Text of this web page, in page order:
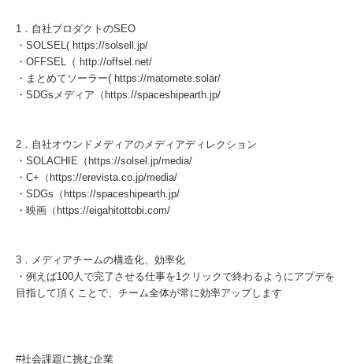
1．自社プロダクトのSEO
・SOLSEL( https://solsell.jp/
・OFFSEL（ http://offsel.net/
・まとめてソーラー( https://matomete.solar/
・SDGsメディア（https://spaceshipearth.jp/
2．自社オウンドメディアのメディアディレクション
・SOLACHIE（https://solsel.jp/media/
・C+（https://erevista.co.jp/media/
・SDGs（https://spaceshipearth.jp/
・映画（https://eigahitottobi.com/
3．メディアチームの構造化、効率化
・例えば100人で完了させる仕事を1クリックで終わるようにアプデを
目指して頂くことで、チーム全体が常に効率アップします
#社会課題に挑む企業